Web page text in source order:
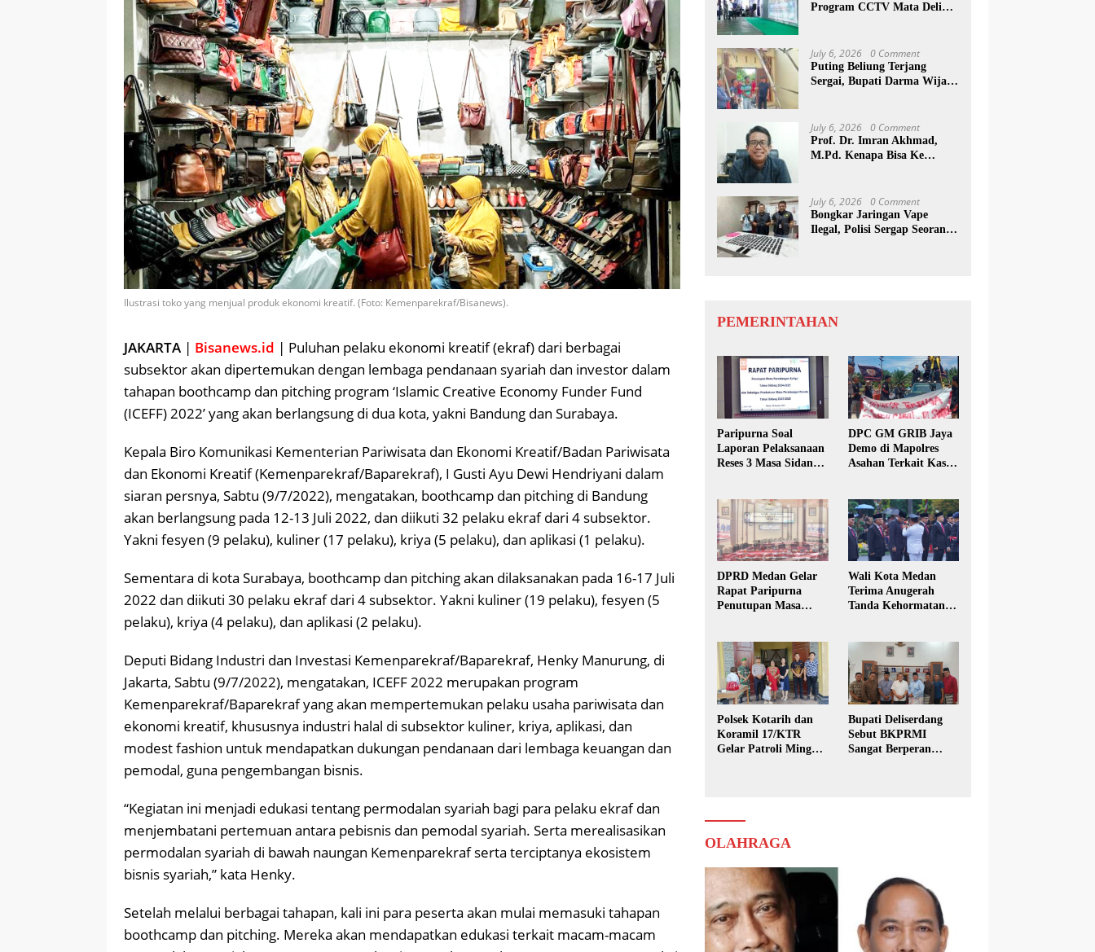
Ilustrasi toko yang menjual produk ekonomi kreatif. (Foto: Kemenparekraf/Bisanews).
JAKARTA | Bisanews.id | Puluhan pelaku ekonomi kreatif (ekraf) dari berbagai
subsektor akan dipertemukan dengan lembaga pendanaan syariah dan investor dalam
tahapan boothcamp dan pitching program ‘Islamic Creative Economy Funder Fund
(ICEFF) 2022’ yang akan berlangsung di dua kota, yakni Bandung dan Surabaya.
Kepala Biro Komunikasi Kementerian Pariwisata dan Ekonomi Kreatif/Badan Pariwisata
dan Ekonomi Kreatif (Kemenparekraf/Baparekraf), I Gusti Ayu Dewi Hendriyani dalam
siaran persnya, Sabtu (9/7/2022), mengatakan, boothcamp dan pitching di Bandung
akan berlangsung pada 12-13 Juli 2022, dan diikuti 32 pelaku ekraf dari 4 subsektor.
Yakni fesyen (9 pelaku), kuliner (17 pelaku), kriya (5 pelaku), dan aplikasi (1 pelaku).
Sementara di kota Surabaya, boothcamp dan pitching akan dilaksanakan pada 16-17 Juli
2022 dan diikuti 30 pelaku ekraf dari 4 subsektor. Yakni kuliner (19 pelaku), fesyen (5
pelaku), kriya (4 pelaku), dan aplikasi (2 pelaku).
Deputi Bidang Industri dan Investasi Kemenparekraf/Baparekraf, Henky Manurung, di
Jakarta, Sabtu (9/7/2022), mengatakan, ICEFF 2022 merupakan program
Kemenparekraf/Baparekraf yang akan mempertemukan pelaku usaha pariwisata dan
ekonomi kreatif, khususnya industri halal di subsektor kuliner, kriya, aplikasi, dan
modest fashion untuk mendapatkan dukungan pendanaan dari lembaga keuangan dan
pemodal, guna pengembangan bisnis.
“Kegiatan ini menjadi edukasi tentang permodalan syariah bagi para pelaku ekraf dan
menjembatani pertemuan antara pebisnis dan pemodal syariah. Serta merealisasikan
permodalan syariah di bawah naungan Kemenparekraf serta terciptanya ekosistem
bisnis syariah,” kata Henky.
Setelah melalui berbagai tahapan, kali ini para peserta akan mulai memasuki tahapan
boothcamp dan pitching. Mereka akan mendapatkan edukasi terkait macam-macam
Program CCTV Mata Deli
July 6, 2026 0 Comment
Puting Beliung Terjang
Sergai, Bupati Darma Wijaya
July 6, 2026 0 Comment
Prof. Dr. Imran Akhmad,
M.Pd. Kenapa Bisa Ke
July 6, 2026 0 Comment
Bongkar Jaringan Vape
Ilegal, Polisi Sergap Seorang
PEMERINTAHAN
Paripurna Soal
Laporan Pelaksanaan
Reses 3 Masa Sidang
DPC GM GRIB Jaya
Demo di Mapolres
Asahan Terkait Kasus
DPRD Medan Gelar
Rapat Paripurna
Penutupan Masa
Wali Kota Medan
Terima Anugerah
Tanda Kehormatan
Polsek Kotarih dan
Koramil 17/KTR
Gelar Patroli Minggu
Bupati Deliserdang
Sebut BKPRMI
Sangat Berperan
OLAHRAGA